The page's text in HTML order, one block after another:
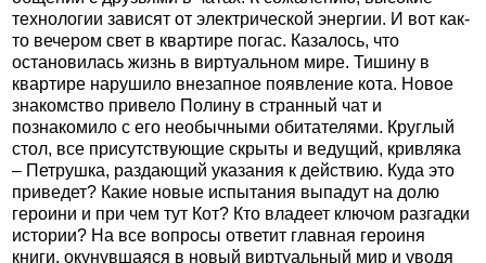
технологии зависят от электрической энергии. И вот как-
то вечером свет в квартире погас. Казалось, что
остановилась жизнь в виртуальном мире. Тишину в
квартире нарушило внезапное появление кота. Новое
знакомство привело Полину в странный чат и
познакомило с его необычными обитателями. Круглый
стол, все присутствующие скрыты и ведущий, кривляка
– Петрушка, раздающий указания к действию. Куда это
приведет? Какие новые испытания выпадут на долю
героини и при чем тут Кот? Кто владеет ключом разгадки
истории? На все вопросы ответит главная героиня
книги, окунувшаяся в новый виртуальный мир и уводя